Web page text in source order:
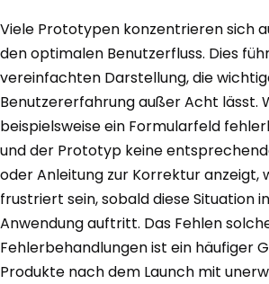
Viele Prototypen konzentrieren sich
den optimalen Benutzerfluss. Dies
vereinfachten Darstellung, die
Benutzererfahrung außer Acht lässt.
beispielsweise ein Formularfeld
und der Prototyp keine
oder Anleitung zur Korrektur anzeigt,
frustriert sein, sobald diese Situation
Anwendung auftritt. Das Fehlen
Fehlerbehandlungen ist ein häufiger
Produkte nach dem Launch mit